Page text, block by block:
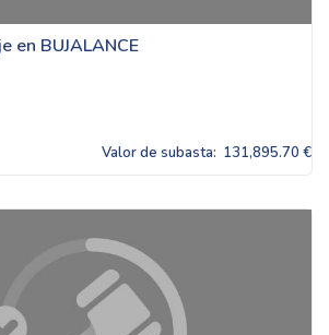
en BUJALANCE
Valor de subasta: 131,895.70 €